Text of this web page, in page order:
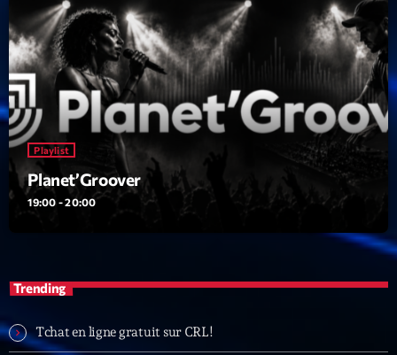
Trending
Tchat en ligne gratuit sur CRL!
Listener’s Choice Awards: Your Top Picks for This
Year’s Music Icons
Listener’s Choice Awards: Your Top Picks for This
Songs Go Mainstream
Songs Go Mainstream
Playlist
Planet’Groover
19:00 - 20:00
Trending
Tchat en ligne gratuit sur CRL!